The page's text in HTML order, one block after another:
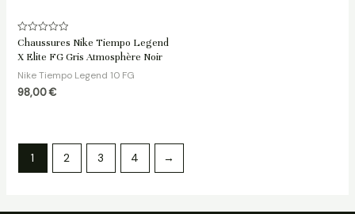
Note
sur
Chaussures Nike Tiempo Legend
X Elite FG Gris Atmosphère Noir
Nike Tiempo Legend 10 FG
98,00€
1 2 3 4 →